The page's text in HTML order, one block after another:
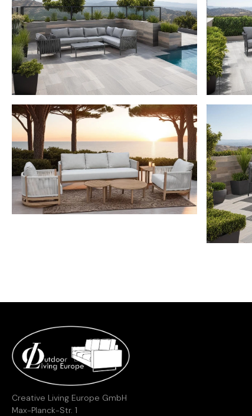
Creative Living Europe GmbH
Max-Planck-Str. 1